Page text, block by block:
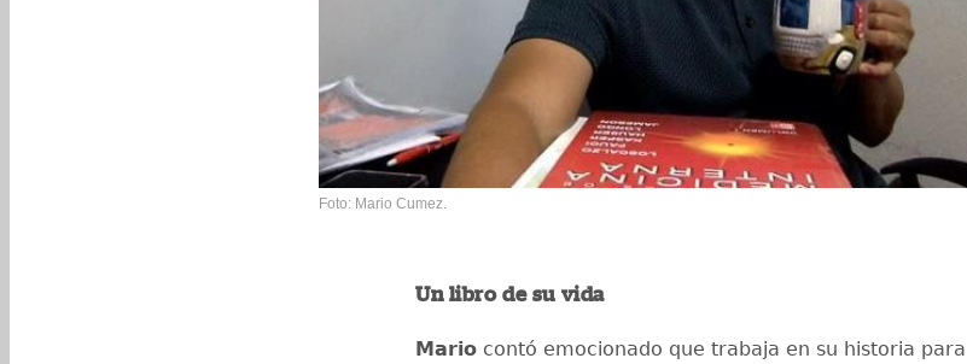
Foto: Mario Cumez.
Un libro de su vida
Mario contó emocionado que trabaja en su historia para